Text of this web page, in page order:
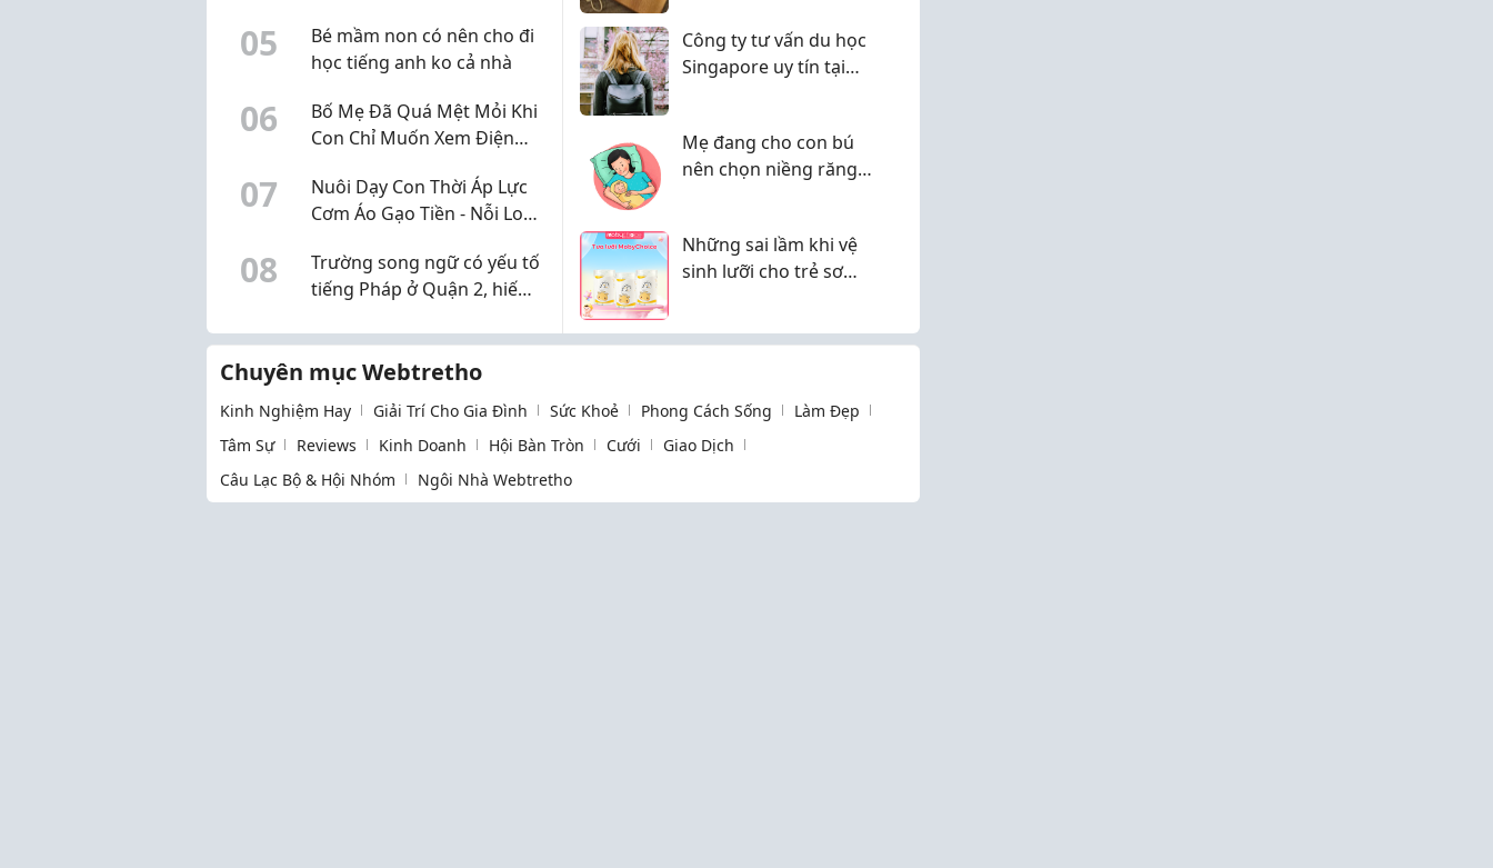
05
Bé mầm non có nên cho đi
học tiếng anh ko cả nhà
06
Bố Mẹ Đã Quá Mệt Mỏi Khi
Con Chỉ Muốn Xem Điện
Mùa Hè Của Bé
07
Nuôi Dạy Con Thời Áp Lực
Cơm Áo Gạo Tiền - Nỗi Lo
Giúp Bé Phát Triển Toàn
Diện
08
Trường song ngữ có yếu tố
tiếng Pháp ở Quận 2, hiếm
Công ty tư vấn du học
Singapore uy tín tại
Mẹ đang cho con bú
nên chọn niềng răng
Những sai lầm khi vệ
sinh lưỡi cho trẻ sơ
Chuyên mục Webtretho
Kinh Nghiệm Hay Giải Trí Cho Gia Đình Sức Khoẻ Phong Cách Sống
Làm Đẹp
Tâm Sự
Reviews Kinh Doanh Hội Bàn Tròn Cưới
Giao Dịch
Câu Lạc Bộ & Hội Nhóm
Ngôi Nhà Webtretho